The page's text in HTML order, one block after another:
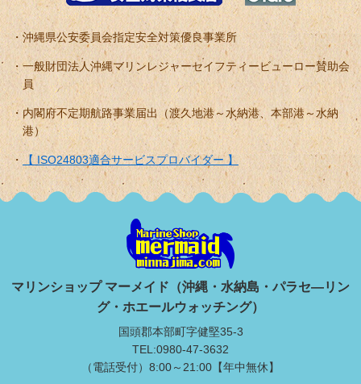
沖縄県公安委員会指定安全対策優良事業所
一般財団法人沖縄マリンレジャーセイフティービューロー賛助会
員
内閣府不定期航路事業届出（渡久地港～水納港、本部港～水納
港）
【 ISO24803適合サービスプロバイダー 】
マリンショップ マーメイド（沖縄・水納島・パラセ―リン
グ・ホエールウォッチング）
国頭郡本部町字健堅35-3
TEL:0980-47-3632
（電話受付）8:00～21:00【年中無休】